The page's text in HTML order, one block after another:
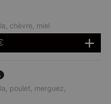
chèvre, miel
poulet, merguez,